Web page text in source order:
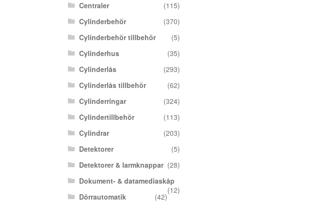
Centraler
(115)
Cylinderbehör
(370)
Cylinderbehör tillbehör
(5)
Cylinderhus
(35)
Cylinderlås
(293)
Cylinderlås tillbehör
(62)
Cylinderringar
(324)
Cylindertillbehör
(113)
Cylindrar
(203)
Detektorer
(5)
Detektorer & larmknappar (28)
Dokument- & datamediaskåp
(12)
Dörrautomatik
(42)